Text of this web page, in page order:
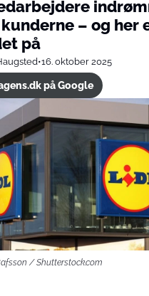
– og her
på
•16. oktober 2025
på Google
/ Shutterstock.com